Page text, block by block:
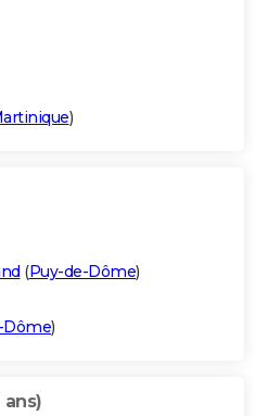
)
(Puy-de-Dôme)
Dôme)
ans)